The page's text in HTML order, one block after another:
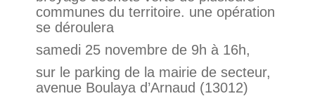
communes du territoire. une opération
se déroulera
samedi 25 novembre de 9h à 16h,
sur le parking de la mairie de secteur,
avenue Boulaya d’Arnaud (13012)